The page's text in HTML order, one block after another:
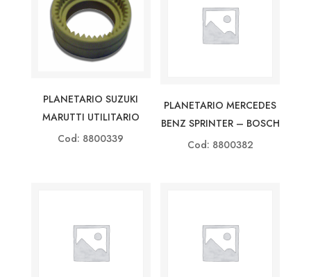
PLANETARIO SUZUKI
MARUTTI UTILITARIO
Cod: 8800339
PLANETARIO MERCEDES
BENZ SPRINTER – BOSCH
Cod: 8800382